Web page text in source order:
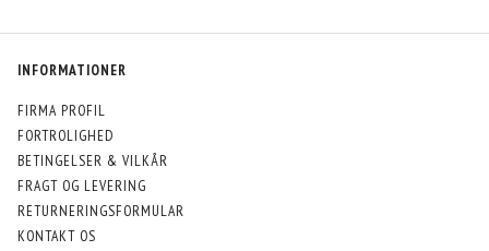
INFORMATIONER
FIRMA PROFIL
FORTROLIGHED
BETINGELSER & VILKÅR
FRAGT OG LEVERING
RETURNERINGSFORMULAR
KONTAKT OS